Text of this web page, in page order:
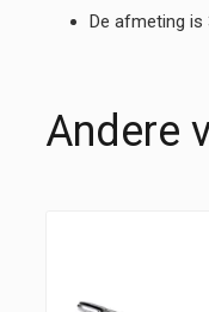
De afmeting is
Andere